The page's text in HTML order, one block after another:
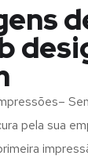
pela sua